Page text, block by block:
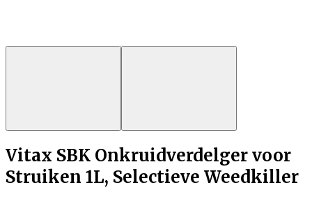
Vitax SBK Onkruidverdelger voor
Struiken 1L, Selectieve Weedkiller